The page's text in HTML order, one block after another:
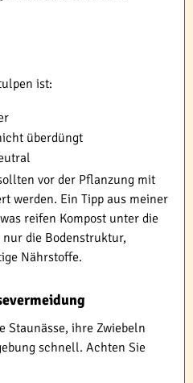
ist:
überdüngt
vor der Pflanzung mit
werden. Ein Tipp aus meiner
reifen Kompost unter die
nur die Bodenstruktur,
Nährstoffe.
Staunässe, ihre Zwiebeln
schnell. Achten Sie